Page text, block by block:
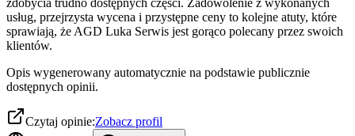
zdobycia trudno dostępnych części. Zadowolenie z wykonanych
usług, przejrzysta wycena i przystępne ceny to kolejne atuty, które
sprawiają, że AGD Luka Serwis jest gorąco polecany przez swoich
klientów.
Opis wygenerowany automatycznie na podstawie publicznie
dostępnych opinii.
Czytaj opinie:Zobacz profil